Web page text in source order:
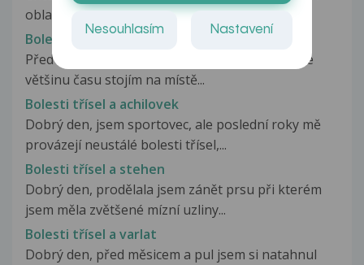
oblasti třísel, Před třemi...
Bolesti třísel
Před dvěma týdny, jsem nastoupil do práce, kde
většinu času stojím na místě...
Bolesti třísel a achilovek
Dobrý den, jsem sportovec, ale poslední roky mě
provázejí neustálé bolesti třísel,...
Bolesti třísel a stehen
Dobrý den, prodělala jsem zánět prsu při kterém
jsem měla zvětšené mízní uzliny...
Bolesti třísel a varlat
Dobrý den, před měsicem a pul jsem si natahnul
Nesouhlasím Nastavení